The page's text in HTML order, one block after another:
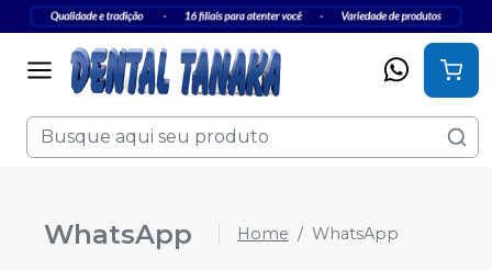
WhatsApp Home WhatsApp